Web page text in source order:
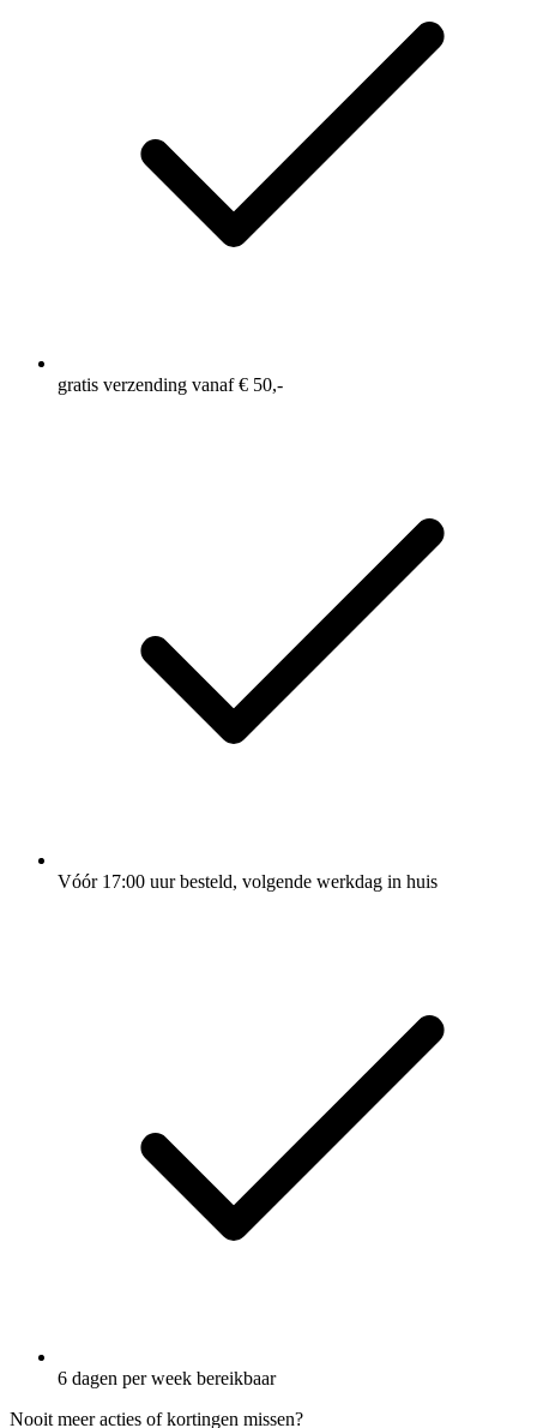
gratis verzending vanaf € 50,-
Vóór 17:00 uur besteld, volgende werkdag in huis
6 dagen per week bereikbaar
Nooit meer acties of kortingen missen?